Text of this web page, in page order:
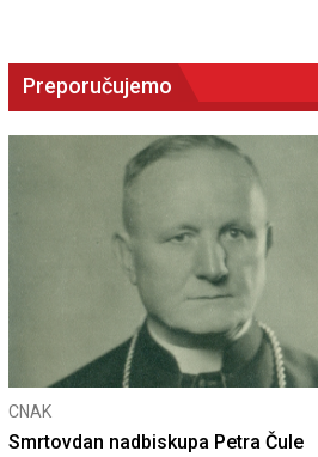
Preporučujemo
CNAK
Smrtovdan nadbiskupa Petra Čule